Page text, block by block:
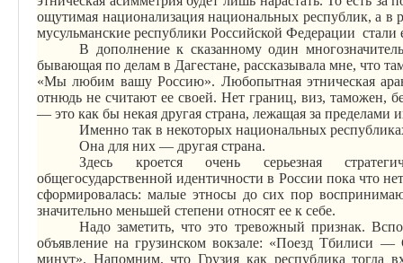
ощутимая национализация национальных республик, а в
мусульманские республики Российской Федерации стали
В дополнение к сказанному один
бывающая по делам в Дагестане, рассказывала мне, что
«Мы любим вашу Россию». Любопытная этническая
отнюдь не считают ее своей. Нет границ, виз, таможен,
— это как бы некая другая страна, лежащая за пределами
Именно так в некоторых национальных
Она для них — другая страна.
Здесь кроется очень серьезная
общегосударственной идентичности в России пока что
сформировалась: малые этносы до сих пор
значительно меньшей степени относят ее к себе.
Надо заметить, что это тревожный признак.
объявление на грузинском вокзале: «Поезд Тбилиси —
минут». Напомним, что Грузия как республика тогда